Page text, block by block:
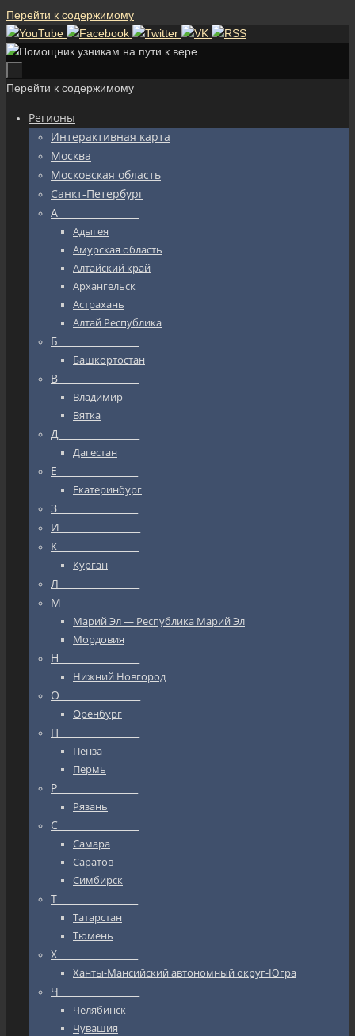
Перейти к содержимому
Перейти к содержимому
Регионы
Интерактивная карта
Москва
Московская область
Санкт-Петербург
А_________________
Адыгея
Амурская область
Алтайский край
Архангельск
Астрахань
Алтай Республика
Б_________________
Башкортостан
В_________________
Владимир
Вятка
Д_________________
Дагестан
Е_________________
Екатеринбург
З_________________
И_________________
К_________________
Курган
Л_________________
М_________________
Марий Эл — Республика Марий Эл
Мордовия
Н_________________
Нижний Новгород
О_________________
Оренбург
П_________________
Пенза
Пермь
Р_________________
Рязань
С_________________
Самара
Саратов
Симбирск
Т_________________
Татарстан
Тюмень
Х_________________
Ханты-Мансийский автономный округ-Югра
Ч_________________
Челябинск
Чувашия